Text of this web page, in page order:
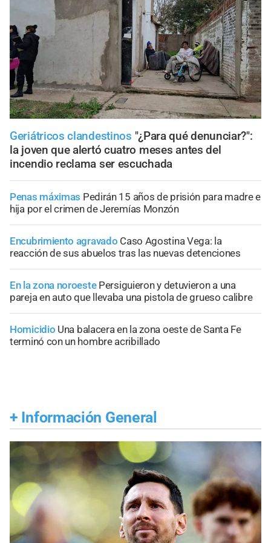
Geriátricos clandestinos "¿Para qué denunciar?":
la joven que alertó cuatro meses antes del
incendio reclama ser escuchada
Penas máximas Pedirán 15 años de prisión para madre e
hija por el crimen de Jeremías Monzón
Encubrimiento agravado Caso Agostina Vega: la
reacción de sus abuelos tras las nuevas detenciones
En la zona noroeste Persiguieron y detuvieron a una
pareja en auto que llevaba una pistola de grueso calibre
Homicidio Una balacera en la zona oeste de Santa Fe
terminó con un hombre acribillado
+ Información General